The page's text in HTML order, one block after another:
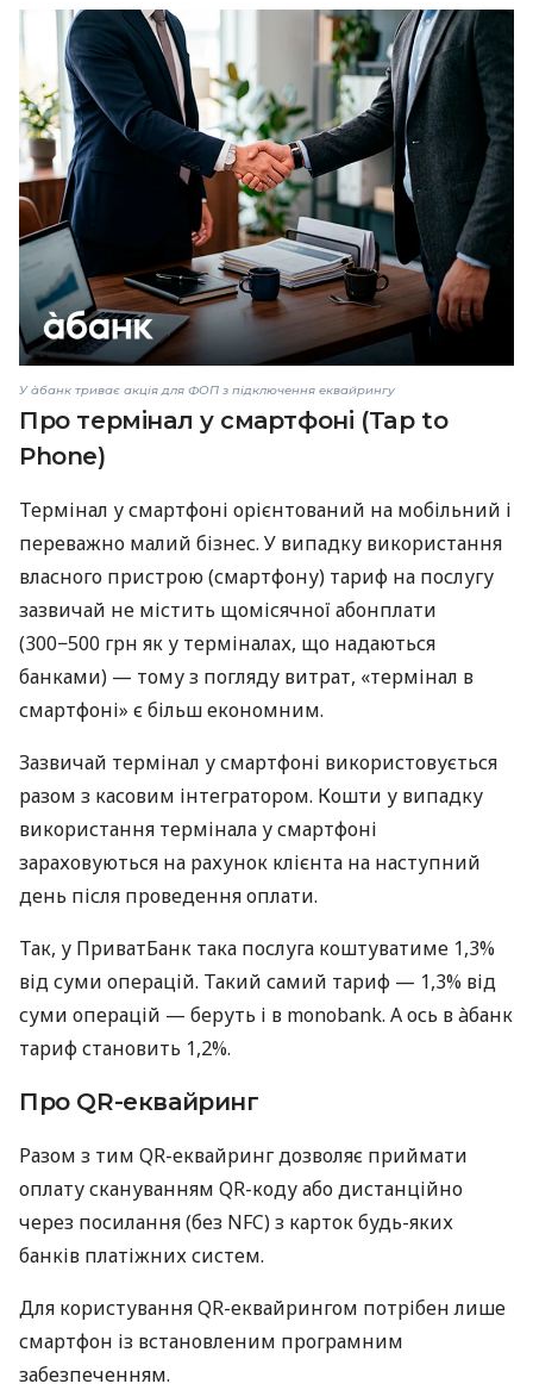
У àбанк триває акція для ФОП з підключення еквайрингу
Про термінал у смартфоні (Tap to
Phone)
Термінал у смартфоні орієнтований на мобільний і
переважно малий бізнес. У випадку використання
власного пристрою (смартфону) тариф на послугу
зазвичай не містить щомісячної абонплати
(300−500 грн як у терміналах, що надаються
банками) — тому з погляду витрат, «термінал в
смартфоні» є більш економним.
Зазвичай термінал у смартфоні використовується
разом з касовим інтегратором. Кошти у випадку
використання термінала у смартфоні
зараховуються на рахунок клієнта на наступний
день після проведення оплати.
Так, у ПриватБанк така послуга коштуватиме 1,3%
від суми операцій. Такий самий тариф — 1,3% від
суми операцій — беруть і в monobank. А ось в àбанк
тариф становить 1,2%.
Про QR-еквайринг
Разом з тим QR-еквайринг дозволяє приймати
оплату скануванням QR-коду або дистанційно
через посилання (без NFC) з карток будь-яких
банків платіжних систем.
Для користування QR-еквайрингом потрібен лише
смартфон із встановленим програмним
забезпеченням.